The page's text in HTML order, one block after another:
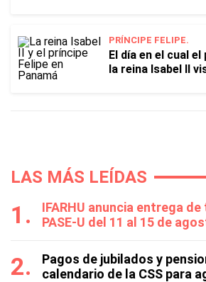
PRÍNCIPE FELIPE.
El día en el cual
la reina Isabel II
LAS MÁS LEÍDAS
IFARHU anuncia entrega
PASE-U del 11 al 15 de
Pagos de jubilados y
calendario de la CSS para